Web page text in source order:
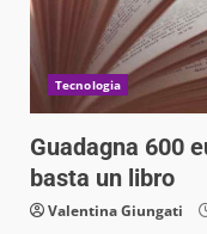
Tecnologia
Guadagna 600
basta un libro
Valentina Giungati